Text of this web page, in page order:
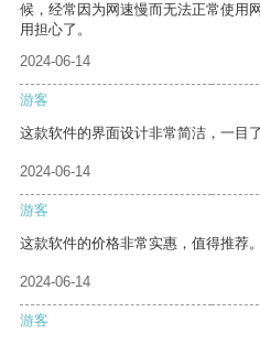
候，经常因为网速慢而无法正常使用
用担心了。
2024-06-14
游客
这款软件的界面设计非常简洁，一目了
2024-06-14
游客
这款软件的价格非常实惠，值得推荐。
2024-06-14
游客